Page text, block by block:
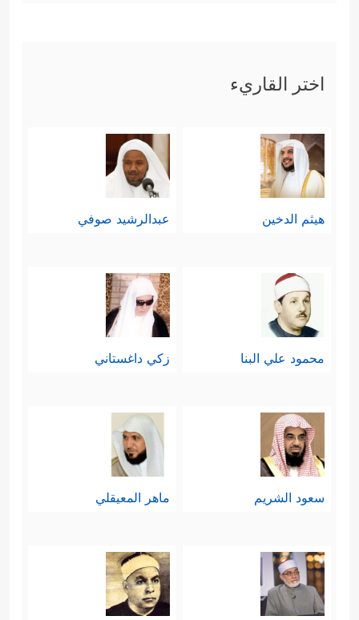
اختر القاريء
هيثم الدخين عبدالرشيد صوفي
محمود علي البنا زكي داغستاني
سعود الشريم ماهر المعيقلي